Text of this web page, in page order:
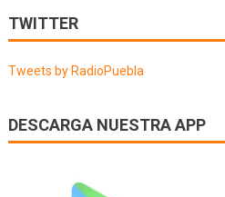
de
entradas
TWITTER
Tweets by RadioPuebla
DESCARGA NUESTRA APP